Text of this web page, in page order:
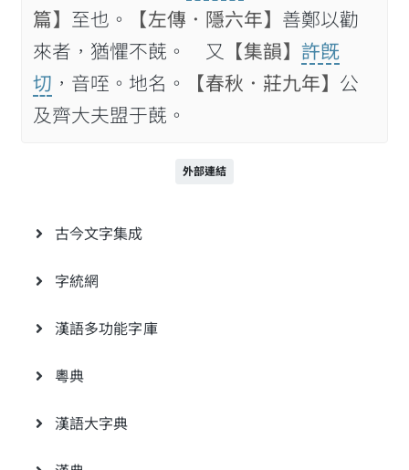
篇】 至也。 【左傳．隱六年】 善鄭以勸
來者，猶懼不蔇。 又
【集韻】 許旣
切 ，音咥。地名。 【春秋．莊九年】 公
及齊大夫盟于蔇。
外部連結
古今文字集成
字統網
漢語多功能字庫
粵典
漢語大字典